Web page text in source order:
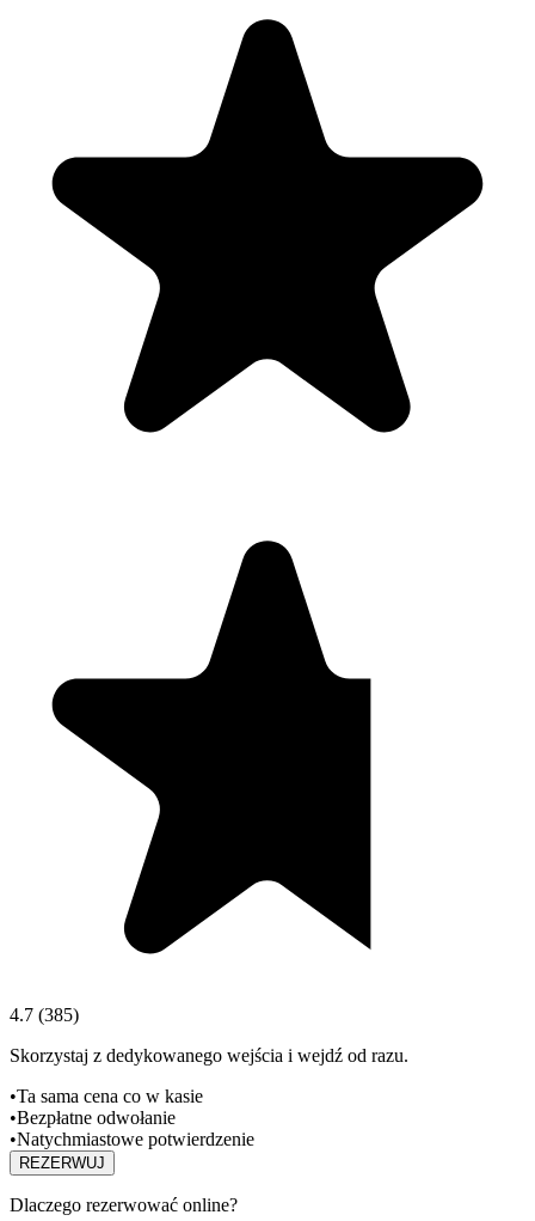
4.7 (385)
Skorzystaj z dedykowanego wejścia i wejdź od razu.
•Ta sama cena co w kasie
•Bezpłatne odwołanie
•Natychmiastowe potwierdzenie
REZERWUJ
Dlaczego rezerwować online?